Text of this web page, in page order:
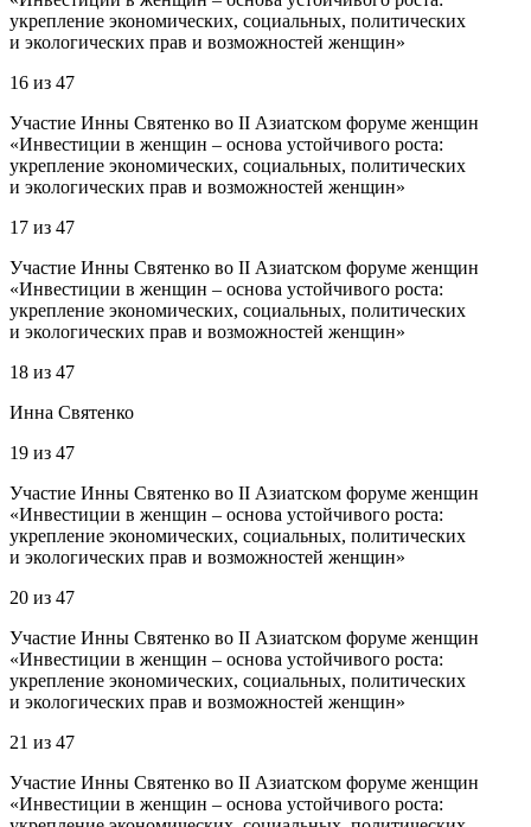
укрепление экономических, социальных, политических
и экологических прав и возможностей женщин»
16 из 47
Участие Инны Святенко во II Азиатском форуме женщин
«Инвестиции в женщин – основа устойчивого роста:
укрепление экономических, социальных, политических
и экологических прав и возможностей женщин»
17 из 47
Участие Инны Святенко во II Азиатском форуме женщин
«Инвестиции в женщин – основа устойчивого роста:
укрепление экономических, социальных, политических
и экологических прав и возможностей женщин»
18 из 47
Инна Святенко
19 из 47
Участие Инны Святенко во II Азиатском форуме женщин
«Инвестиции в женщин – основа устойчивого роста:
укрепление экономических, социальных, политических
и экологических прав и возможностей женщин»
20 из 47
Участие Инны Святенко во II Азиатском форуме женщин
«Инвестиции в женщин – основа устойчивого роста:
укрепление экономических, социальных, политических
и экологических прав и возможностей женщин»
21 из 47
Участие Инны Святенко во II Азиатском форуме женщин
«Инвестиции в женщин – основа устойчивого роста: